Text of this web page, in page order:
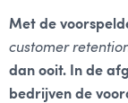
Met de
customer
dan ooit. In de
bedrijven de